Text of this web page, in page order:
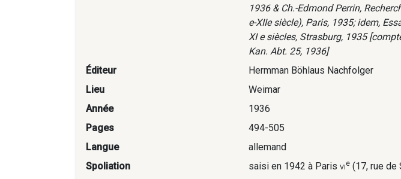
1936 & Ch.-Edmond Perrin,
e-XIIe siècle), Paris, 1935; idem,
XI e siècles, Strasburg, 1935
Kan. Abt. 25, 1936]
Éditeur
Hermman Böhlaus Nachfolger
Lieu
Weimar
Année
1936
Pages
494-505
Langue
allemand
Spoliation
saisi en 1942 à Paris vie(17, rue de